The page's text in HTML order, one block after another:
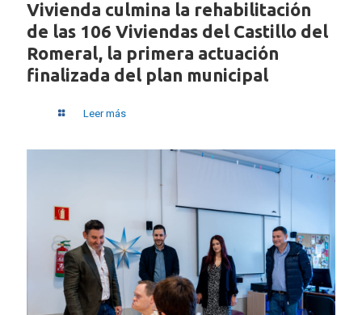
Vivienda culmina la rehabilitación
de las 106 Viviendas del Castillo del
Romeral, la primera actuación
finalizada del plan municipal
Leer más